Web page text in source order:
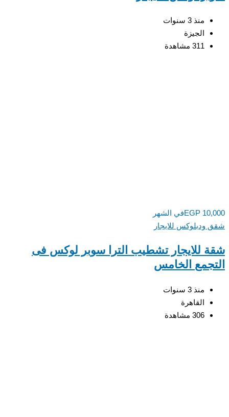
منذ 3 سنوات
الجيزة
311 مشاهدة
EGP 10,000
في الشهر
شقق ودبلوكس للايجار
شقة للايجار تشطيب الترا سوبر لوكس فى
التجمع الخامس
منذ 3 سنوات
القاهرة
306 مشاهدة